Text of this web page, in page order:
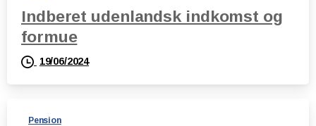
Indberet udenlandsk indkomst og
formue
19/06/2024
Pension